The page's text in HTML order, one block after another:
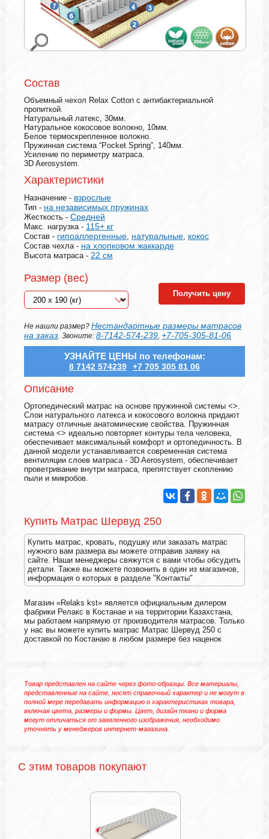
Состав
Объемный чехол Relax Cotton с антибактериальной
пропиткой.
Натуральный латекс, 30мм.
Натуральное кокосовое волокно, 10мм.
Белое термоскрепленное волокно.
Пружинная система “Pocket Spring”, 140мм.
Усиление по периметру матраса.
3D Aerosystem.
Характеристики
Назначение - взрослые
Тип - на независимых пружинах
Жесткость - Средней
Макс. нагрузка - 115+ кг
Состав - гипоаллергенные, натуральные, кокос
Состав чехла - на хлопковом жаккарде
Высота матраса - 22 см
Размер (вес)
Получить цену
Не нашли размер? Нестандартные размеры матрасов
на заказ. Звоните: 8-7142-574-239, +7-705-305-81-06
УЗНАЙТЕ ЦЕНЫ по телефонам:
8 7142 574239 +7 705 305 81 06
Описание
Ортопедический матрас на основе пружинной системы <>.
Слои натурального латекса и кокосового волокна придают
матрасу отличные анатомические свойства. Пружинная
система <> идеально повторяет контуры тела человека,
обеспечивает максимальный комфорт и ортопедичность. В
данной модели устанавливается современная система
вентиляции слоев матраса - 3D Aerosystem, обеспечивает
проветривание внутри матраса, препятствует скоплению
пыли и микробов.
Купить Матрас Шервуд 250
Купить матрас, кровать, подушку или заказать матрас
нужного вам размера вы можете отправив заявку на
сайте. Наши менеджеры свяжутся с вами чтобы обсудить
детали. Также вы можете позвонить в один из магазинов,
информация о которых в разделе "Контакты"
Магазин «Relaks kst» является официальным дилером
фабрики Релакс в Костанае и на территории Казахстана,
мы работаем напрямую от производителя матрасов. Только
у нас вы можете купить матрас Матрас Шервуд 250 с
доставкой по Костанаю в любом размере без наценок
Товар представлен на сайте через фото-образцы. Все материалы,
представленные на сайте, носят справочный характер и не могут в
полной мере передавать информацию о характеристиках товара,
включая цвета, размеры и формы. Цвет, дизайн ткани и форма
могут отличаться от заявленного изображения, необходимо
уточнять у менеджеров интернет-магазина.
С этим товаров покупают